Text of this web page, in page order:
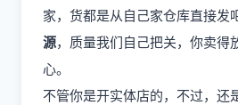
家，货都是从自己家仓库直接发
源，质量我们自己把关，你卖得
心。
不管你是开实体店的，不过，还